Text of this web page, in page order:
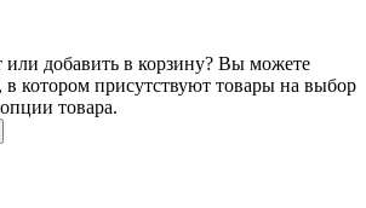
добавить в корзину? Вы можете
в котором присутствуют товары на выбор
товара.